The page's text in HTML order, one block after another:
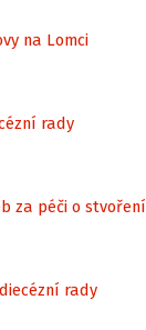
na Lomci
rady
za péči o stvoření
rady